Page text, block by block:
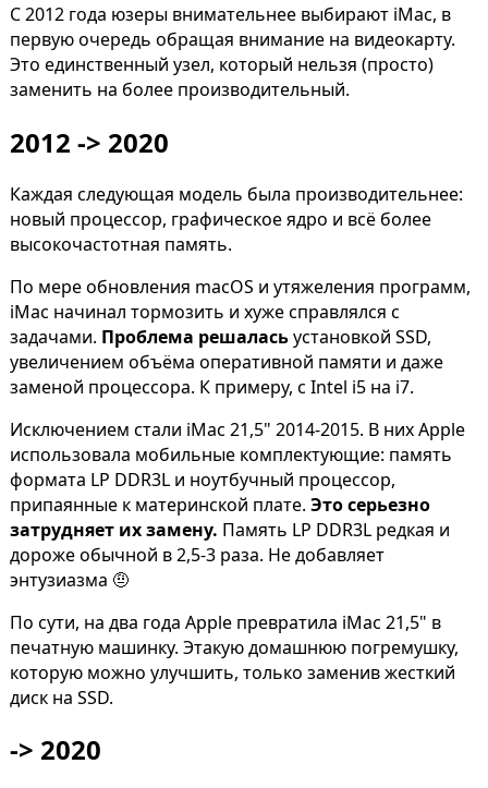
С 2012 года юзеры внимательнее выбирают iMac, в
первую очередь обращая внимание на видеокарту.
Это единственный узел, который нельзя (просто)
заменить на более производительный.
2012 -> 2020
Каждая следующая модель была производительнее:
новый процессор, графическое ядро и всё более
высокочастотная память.
По мере обновления macOS и утяжеления программ,
iMac начинал тормозить и хуже справлялся с
задачами. Проблема решаласьустановкой SSD,
увеличением объёма оперативной памяти и даже
заменой процессора. К примеру, с Intel i5 на i7.
Исключением стали iMac 21,5" 2014-2015. В них Apple
использовала мобильные комплектующие: память
формата LP DDR3L и ноутбучный процессор,
припаянные к материнской плате. Это серьезно
затрудняет их замену. Память LP DDR3L редкая и
дороже обычной в 2,5-3 раза. Не добавляет
энтузиазма 🤨
По сути, на два года Apple превратила iMac 21,5" в
печатную машинку. Этакую домашнюю погремушку,
которую можно улучшить, только заменив жесткий
диск на SSD.
-> 2020